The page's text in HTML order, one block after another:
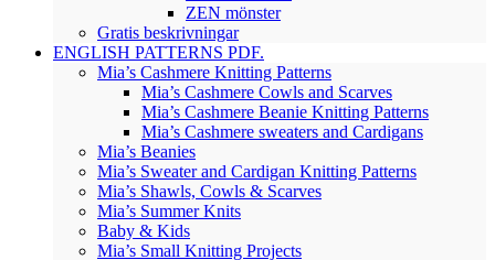
ZEN mönster
Gratis beskrivningar
ENGLISH PATTERNS PDF.
Mia’s Cashmere Knitting Patterns
Mia’s Cashmere Cowls and Scarves
Mia’s Cashmere Beanie Knitting Patterns
Mia’s Cashmere sweaters and Cardigans
Mia’s Beanies
Mia’s Sweater and Cardigan Knitting Patterns
Mia’s Shawls, Cowls & Scarves
Mia’s Summer Knits
Baby & Kids
Mia’s Small Knitting Projects